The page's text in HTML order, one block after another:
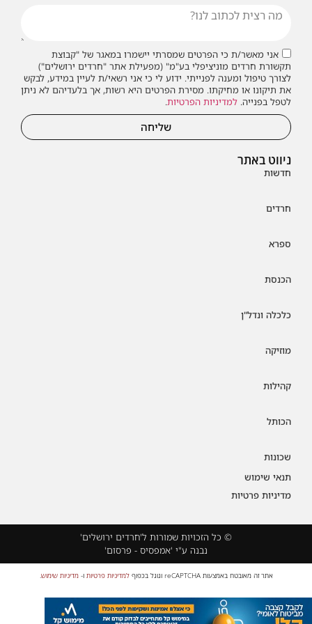
ניווט באתר
חדשות
חרדים
ספרא
הכנסת
כלכלה ונדל"ן
מוזיקה
קהילות
הכותל
שכונות
תנאי שימוש
מדיניות פרטיות
אני מאשר/ת כי הפרטים שמסרתי יישמרו במאגר של "קבוצת
תקשורת חרדים מוניציפלי בע"מ" (מפעילת אתר "חרדים ירושלים")
לצורך טיפול ומענה לפנייתי. ידוע לי כי אני רשאי/ת לעיין במידע, לבקש
את תיקונו או מחיקתו. מסירת הפרטים היא רשות, אך בלעדיהם לא ניתן
לטפל בפנייה. למדיניות הפרטיות.
שליחה
© כל הזכויות שמורות ל'חרדים ירושלים'
נבנה ע"י 'אמפסיס - פרסום'
אתר זה מאובטח באמצעות reCAPTCHA וגוגל בכפוף למדיניות פרטיות ו-מדיניות שימוש.